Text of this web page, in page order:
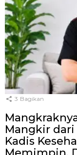
3 Bagikan
Mangkir dari
Kadis